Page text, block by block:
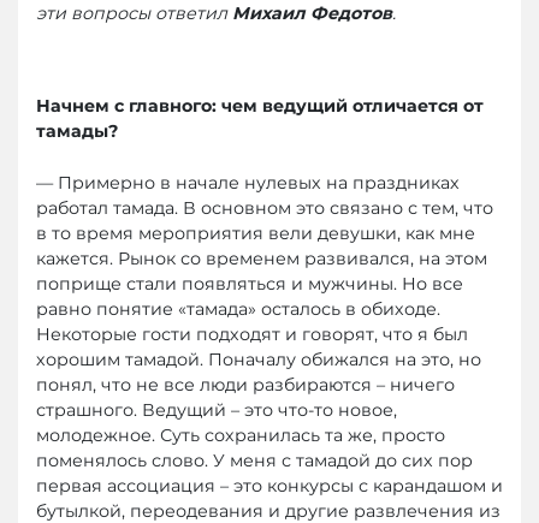
эти вопросы ответил Михаил Федотов.
Начнем с главного: чем ведущий отличается от
тамады?
— Примерно в начале нулевых на праздниках
работал тамада. В основном это связано с тем, что
в то время мероприятия вели девушки, как мне
кажется. Рынок со временем развивался, на этом
поприще стали появляться и мужчины. Но все
равно понятие «тамада» осталось в обиходе.
Некоторые гости подходят и говорят, что я был
хорошим тамадой. Поначалу обижался на это, но
понял, что не все люди разбираются – ничего
страшного. Ведущий – это что-то новое,
молодежное. Суть сохранилась та же, просто
поменялось слово. У меня с тамадой до сих пор
первая ассоциация – это конкурсы с карандашом и
бутылкой, переодевания и другие развлечения из